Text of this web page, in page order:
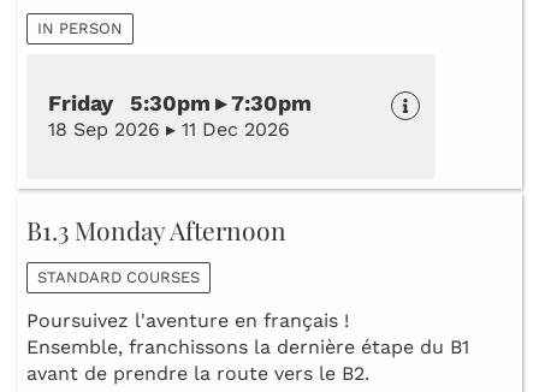
IN PERSON
Friday 5:30pm ▸ 7:30pm
18 Sep 2026 ▸ 11 Dec 2026
B1.3 Monday Afternoon
STANDARD COURSES
Poursuivez l'aventure en français !
Ensemble, franchissons la dernière étape du B1
avant de prendre la route vers le B2.